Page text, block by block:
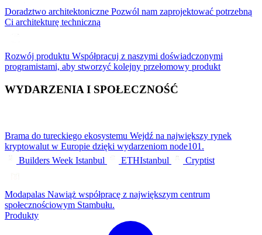
Doradztwo architektoniczne Pozwól nam zaprojektować potrzebną
Ci architekturę techniczną
Rozwój produktu Współpracuj z naszymi doświadczonymi
programistami, aby stworzyć kolejny przełomowy produkt
WYDARZENIA I SPOŁECZNOŚĆ
Brama do tureckiego ekosystemu Wejdź na największy rynek
kryptowalut w Europie dzięki wydarzeniom node101.
Builders Week Istanbul
ETHIstanbul Cryptist
Modapalas Nawiąż współpracę z największym centrum
społecznościowym Stambułu.
Produkty